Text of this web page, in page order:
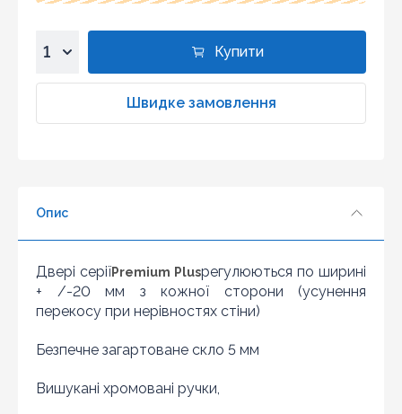
3
7
8
9
10
Купити
Швидке замовлення
Опис
Двері серіїPremium Plusрегулюються по ширині
+ /-20 мм з кожної сторони (усунення
перекосу при нерівностях стіни)
Безпечне загартоване скло 5 мм
Вишукані хромовані ручки,